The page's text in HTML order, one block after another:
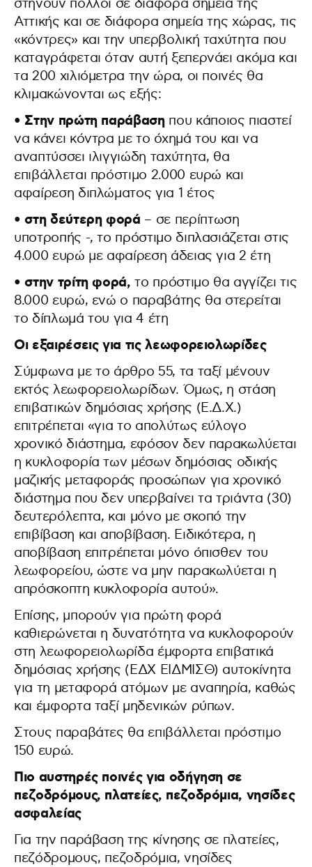
στήνουν πολλοί σε διάφορα σημεία της
Αττικής και σε διάφορα σημεία της χώρας, τις
«κόντρες» και την υπερβολική ταχύτητα που
καταγράφεται όταν αυτή ξεπερνάει ακόμα και
τα 200 χιλιόμετρα την ώρα, οι ποινές θα
κλιμακώνονται ως εξής:
• Στην πρώτη παράβασηπου κάποιος πιαστεί
να κάνει κόντρα με το όχημά του και να
αναπτύσσει ιλιγγιώδη ταχύτητα, θα
επιβάλλεται πρόστιμο 2.000 ευρώ και
αφαίρεση διπλώματος για 1 έτος
• στη δεύτερη φορά – σε περίπτωση
υποτροπής -, το πρόστιμο διπλασιάζεται στις
4.000 ευρώ με αφαίρεση άδειας για 2 έτη
• στην τρίτη φορά, το πρόστιμο θα αγγίζει τις
8.000 ευρώ, ενώ ο παραβάτης θα στερείται
το δίπλωμά του για 4 έτη
Οι εξαιρέσεις για τις λεωφορειολωρίδες
Σύμφωνα με το άρθρο 55, τα ταξί μένουν
εκτός λεωφορειολωρίδων. Όμως, η στάση
επιβατικών δημόσιας χρήσης (Ε.Δ.Χ.)
επιτρέπεται «για το απολύτως εύλογο
χρονικό διάστημα, εφόσον δεν παρακωλύεται
η κυκλοφορία των μέσων δημόσιας οδικής
μαζικής μεταφοράς προσώπων για χρονικό
διάστημα που δεν υπερβαίνει τα τριάντα (30)
δευτερόλεπτα, και μόνο με σκοπό την
επιβίβαση και αποβίβαση. Ειδικότερα, η
αποβίβαση επιτρέπεται μόνο όπισθεν του
λεωφορείου, ώστε να μην παρακωλύεται η
απρόσκοπτη κυκλοφορία αυτού».
Επίσης, μπορούν για πρώτη φορά
καθιερώνεται η δυνατότητα να κυκλοφορούν
στη λεωφορειολωρίδα έμφορτα επιβατικά
δημόσιας χρήσης (ΕΔΧ ΕΙΔΜΙΣΘ) αυτοκίνητα
για τη μεταφορά ατόμων με αναπηρία, καθώς
και έμφορτα ταξί μηδενικών ρύπων.
Στους παραβάτες θα επιβάλλεται πρόστιμο
150 ευρώ.
Πιο αυστηρές ποινές για οδήγηση σε
πεζοδρόμους, πλατείες, πεζοδρόμια, νησίδες
ασφαλείας
Για την παράβαση της κίνησης σε πλατείες,
πεζόδρομους, πεζοδρόμια, νησίδες